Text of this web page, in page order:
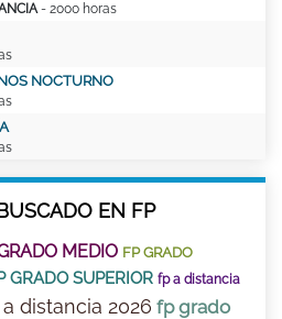
- 2000 horas
NOCTURNO
EN FP
MEDIO FP GRADO
GRADO SUPERIOR fp a distancia
distancia 2026 fp grado